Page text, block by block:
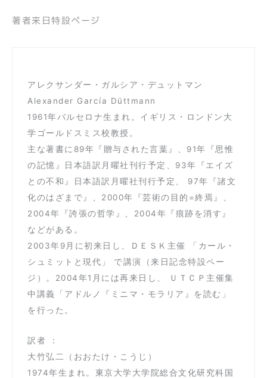
著者来日特設ページ
アレクサンダー・ガルシア・デュットマン
Alexander García Düttmann
1961年バルセロナ生まれ。イギリス・ロンドン大
学ゴールドスミス校教授。
主な著書に89年『贈与された言葉』、91年『思惟
の記憶』日本語訳月曜社刊行予定、93年『エイズ
との不和』日本語訳月曜社刊行予定、 97年『諸文
化のはざまで』、2000年『芸術の目的=終焉』、
2004年『誇張の哲学』、2004年『痕跡を消す』
などがある。
2003年9月に初来日し、ＤＥＳＫ主催 「カール・
シュミットと現代」 で講演（来日記念特設ペー
ジ）。2004年1月には再来日し、 ＵＴＣＰ主催集
中講義「アドルノ『ミニマ・モラリア』を読む」
を行った。
訳者 ：
大竹弘二（おおたけ・こうじ）
1974年生まれ。東京大学大学院総合文化研究科国